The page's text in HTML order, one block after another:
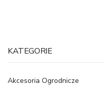
KATEGORIE
Akcesoria Ogrodnicze